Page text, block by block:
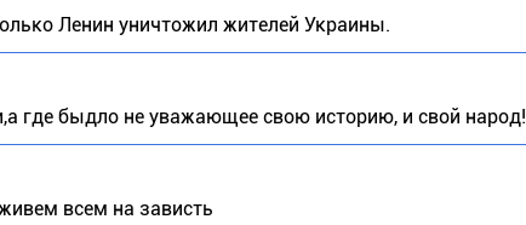
Ленин уничтожил жителей Украины.
быдло не уважающее свою историю, и свой народ!
всем на зависть